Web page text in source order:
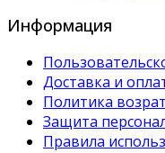
Информация
Доставка и
Политика
Защита
Правила